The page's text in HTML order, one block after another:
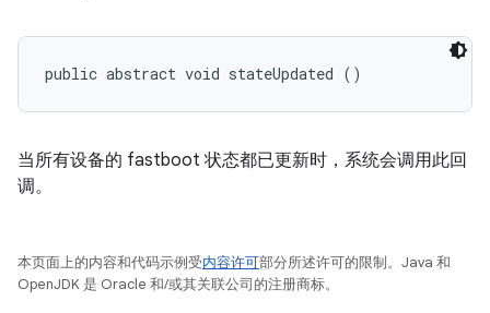
public abstract void stateUpdated ()
当所有设备的 fastboot 状态都已更新时，系统会调用此回
调。
本页面上的内容和代码示例受内容许可部分所述许可的限制。Java 和
OpenJDK 是 Oracle 和/或其关联公司的注册商标。